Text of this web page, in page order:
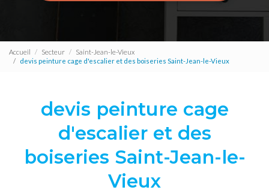
Accueil Secteur
Saint-Jean-le-Vieux
devis peinture cage d'escalier et des boiseries Saint-Jean-le-Vieux
devis peinture cage
d'escalier et des
boiseries Saint-Jean-le-
Vieux